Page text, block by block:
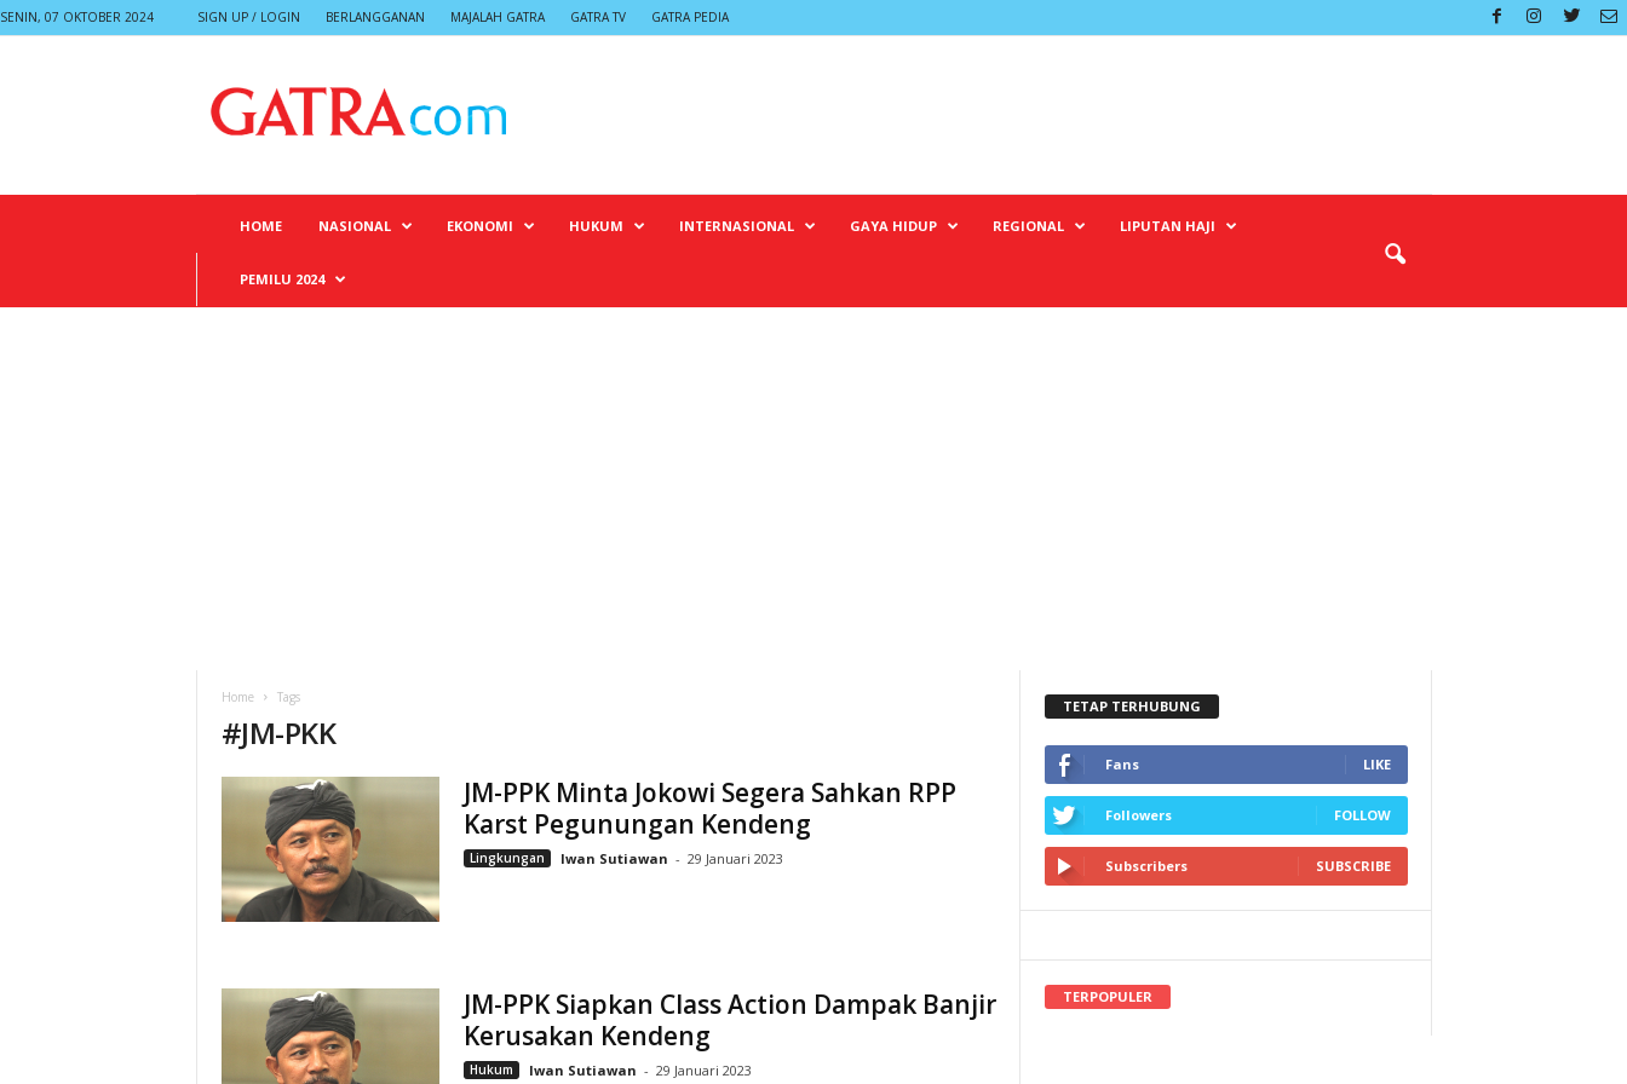
SENIN, 07 OKTOBER 2024 SIGN UP / LOGIN BERLANGGANAN MAJALAH GATRA GATRA TV GATRA PEDIA
HOME NASIONAL EKONOMI HUKUM INTERNASIONAL GAYA HIDUP REGIONAL LIPUTAN HAJI
PEMILU 2024
Home Tags
#JM-PKK
JM-PPK Minta Jokowi Segera Sahkan RPP
Karst Pegunungan Kendeng
Lingkungan Iwan Sutiawan - 29 Januari 2023
JM-PPK Siapkan Class Action Dampak Banjir
Kerusakan Kendeng
Hukum Iwan Sutiawan - 29 Januari 2023
TETAP TERHUBUNG
Fans LIKE
Followers FOLLOW
Subscribers SUBSCRIBE
TERPOPULER